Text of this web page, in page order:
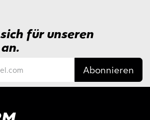
für unseren
Abonnieren